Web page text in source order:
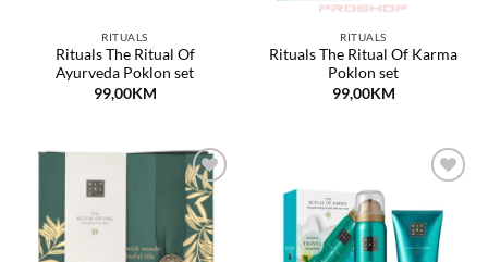
RITUALS
Rituals The Ritual Of
Ayurveda Poklon set
99,00KM
RITUALS
Rituals The Ritual Of Karma
Poklon set
99,00KM
Dodaj
na
listu
želja
na
listu
želja